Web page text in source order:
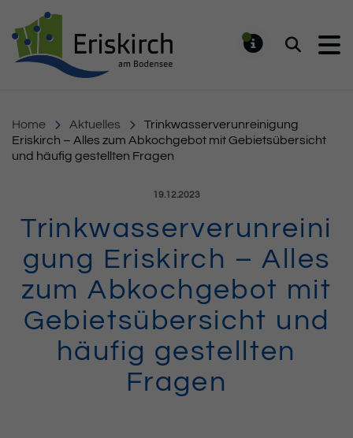
Suchen
Home Aktuelles
Trinkwasserverunreinigung
Eriskirch – Alles zum Abkochgebot mit Gebietsübersicht
und häufig gestellten Fragen
Veröffentlicht am:
19.12.2023
Trinkwasserverunreini
gung Eriskirch – Alles
zum Abkochgebot mit
Gebietsübersicht und
häufig gestellten
Fragen